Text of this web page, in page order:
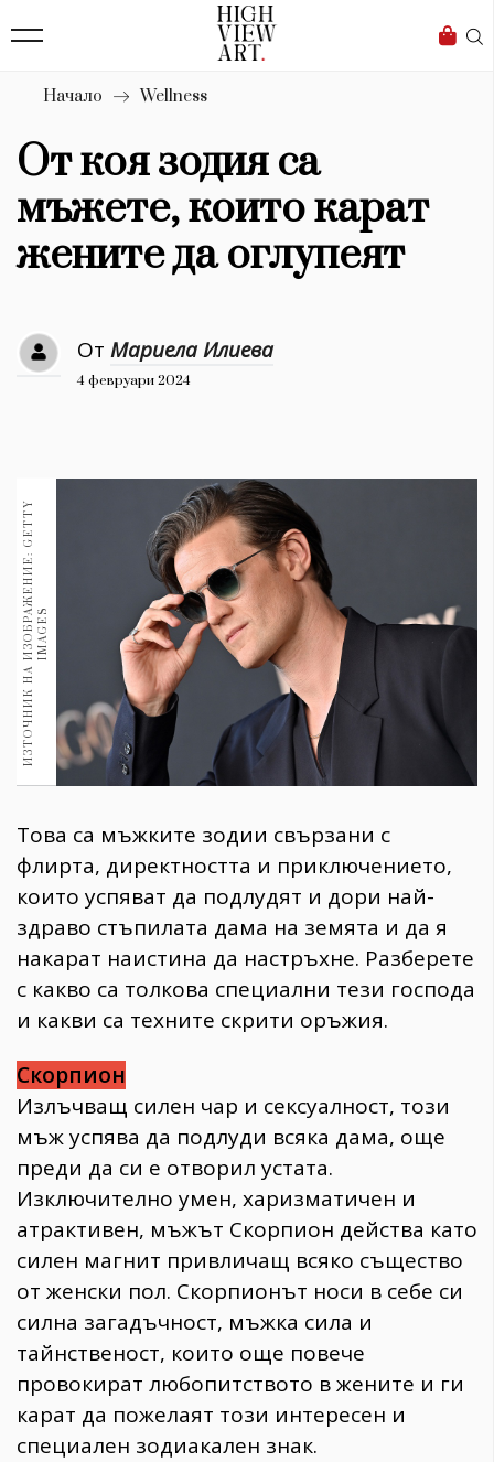
Бизнес
Мода
Dialogue
Изкуство
4340
Дизайн
Книги
30+
Гурме 1710
Пътувай
237
Здраве 389
Gentlemen
382
Wellness
1817
ПОСЛЕДВАЙТЕ
НИ
Начало Wellness
От коя зодия са
мъжете, които карат
жените да оглупеят
От Мариела Илиева
4 февруари 2024
И
З
Т
О
Ч
Н
И
К
Н
А
И
З
О
Б
РА
Ж
Е
Н
И
Е
:
G
E
T
T
Y
I
M
A
G
ES
Това са мъжките зодии свързани с
флирта, директността и приключението,
които успяват да подлудят и дори най-
здраво стъпилата дама на земята и да я
накарат наистина да настръхне. Разберете
с какво са толкова специални тези господа
и какви са техните скрити оръжия.
Скорпион
Излъчващ силен чар и сексуалност, този
мъж успява да подлуди всяка дама, още
преди да си е отворил устата.
Изключително умен, харизматичен и
атрактивен, мъжът Скорпион действа като
силен магнит привличащ всяко същество
от женски пол. Скорпионът носи в себе си
силна загадъчност, мъжка сила и
тайнственост, които още повече
провокират любопитството в жените и ги
карат да пожелаят този интересен и
специален зодиакален знак.